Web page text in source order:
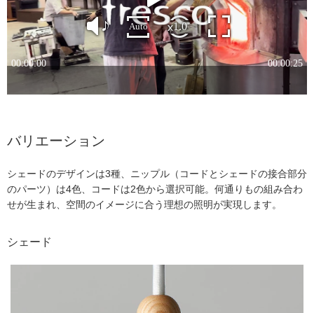
バリエーション
シェードのデザインは3種、ニップル（コードとシェードの接合部分
のパーツ）は4色、コードは2色から選択可能。何通りもの組み合わ
せが生まれ、空間のイメージに合う理想の照明が実現します。
シェード